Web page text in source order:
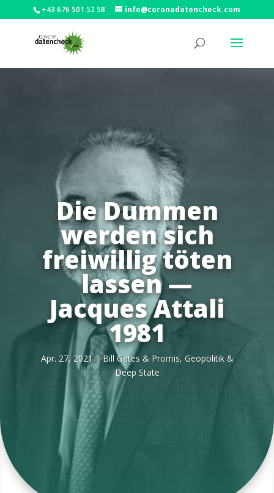
+43 676 501 52 58 info@coronadatencheck.com
Die Dummen
werden sich
freiwillig töten
lassen —
Jacques Attali
1981
Apr. 27, 2021|Bill Gates & Pro­mis, Geo­po­li­tik &
Deep State